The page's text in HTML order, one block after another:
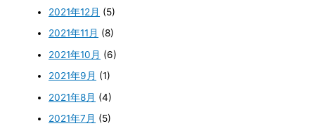
2021年12月 (5)
2021年11月 (8)
2021年10月 (6)
2021年9月 (1)
2021年8月 (4)
2021年7月 (5)